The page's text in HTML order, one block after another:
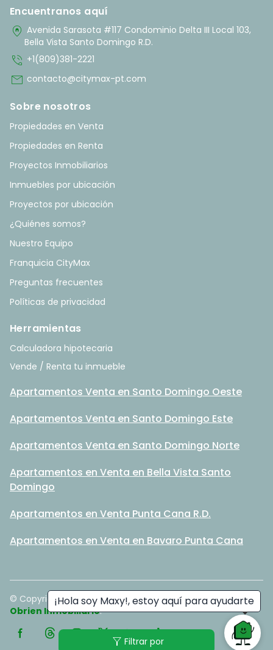
¡Hola soy Maxy!, estoy aquí para ayudarte
filter_alt Filtrar por
Encuentranos aquí
home_pin Avenida Sarasota #117 Condominio Delta III Local 103,
Bella Vista Santo Domingo R.D.
phone_in_talk +1(809)381-2221
mail contacto@citymax-pt.com
Sobre nosotros
Propiedades en Venta
Propiedades en Renta
Proyectos Inmobiliarios
Inmuebles por ubicación
Proyectos por ubicación
¿Quiénes somos?
Nuestro Equipo
Franquicia CityMax
Preguntas frecuentes
Políticas de privacidad
Herramientas
Calculadora hipotecaria
Vende / Renta tu inmueble
Apartamentos Venta en Santo Domingo Oeste
Apartamentos Venta en Santo Domingo Este
Apartamentos Venta en Santo Domingo Norte
Apartamentos en Venta en Bella Vista Santo
Domingo
Apartamentos en Venta Punta Cana R.D.
Apartamentos en Venta en Bavaro Punta Cana
© Copyright2026. All rights reserved. - Hecho con ❤️ por
Obrien Inmobiliario.